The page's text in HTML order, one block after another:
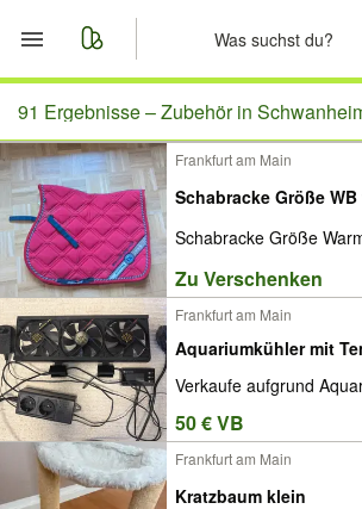
Start
Merkliste
Nachrichten
Anzeige aufgeben
91 Ergebnisse –Zubehör in
Frankfurt am Main
Schabracke Größe
Zu Verschenken
Frankfurt am Main
Aquariumkühler mit
Verkaufe aufgrund
50 € VB
Frankfurt am Main
Kratzbaum klein